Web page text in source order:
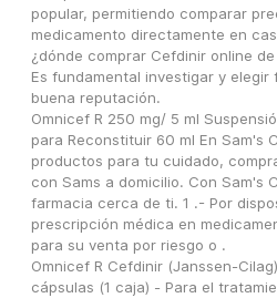
popular, permitiendo comparar
medicamento directamente en
¿dónde comprar Cefdinir online
Es fundamental investigar y elegir
buena reputación.
Omnicef R 250 mg/ 5 ml
para Reconstituir 60 ml En Sam's
productos para tu cuidado,
con Sams a domicilio. Con Sam's
farmacia cerca de ti. 1 .- Por
prescripción médica en
para su venta por riesgo o .
Omnicef R Cefdinir (Janssen-
cápsulas (1 caja) - Para el